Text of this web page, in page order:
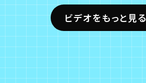
ビデオをもっと見る